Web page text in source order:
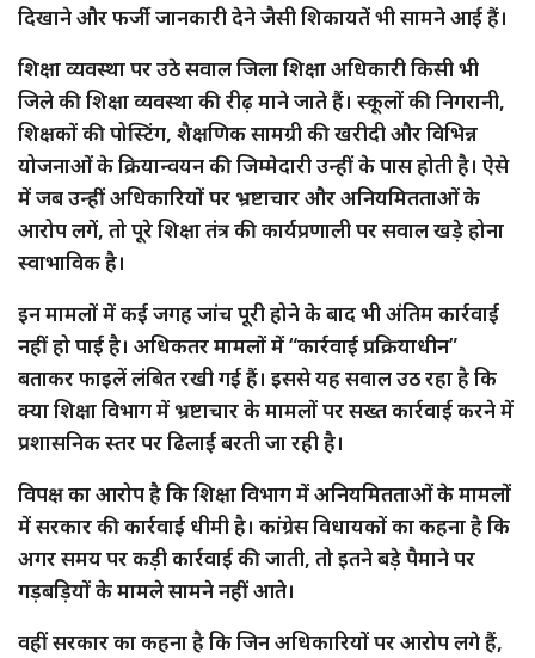
दिखाने और फर्जी जानकारी देने जैसी शिकायतें भी सामने आई हैं।
शिक्षा व्यवस्था पर उठे सवाल जिला शिक्षा अधिकारी किसी भी
जिले की शिक्षा व्यवस्था की रीढ़ माने जाते हैं। स्कूलों की निगरानी,
शिक्षकों की पोस्टिंग, शैक्षणिक सामग्री की खरीदी और विभिन्न
योजनाओं के क्रियान्वयन की जिम्मेदारी उन्हीं के पास होती है। ऐसे
में जब उन्हीं अधिकारियों पर भ्रष्टाचार और अनियमितताओं के
आरोप लगें, तो पूरे शिक्षा तंत्र की कार्यप्रणाली पर सवाल खड़े होना
स्वाभाविक है।
इन मामलों में कई जगह जांच पूरी होने के बाद भी अंतिम कार्रवाई
नहीं हो पाई है। अधिकतर मामलों में “कार्रवाई प्रक्रियाधीन”
बताकर फाइलें लंबित रखी गई हैं। इससे यह सवाल उठ रहा है कि
क्या शिक्षा विभाग में भ्रष्टाचार के मामलों पर सख्त कार्रवाई करने में
प्रशासनिक स्तर पर ढिलाई बरती जा रही है।
विपक्ष का आरोप है कि शिक्षा विभाग में अनियमितताओं के मामलों
में सरकार की कार्रवाई धीमी है। कांग्रेस विधायकों का कहना है कि
अगर समय पर कड़ी कार्रवाई की जाती, तो इतने बड़े पैमाने पर
गड़बड़ियों के मामले सामने नहीं आते।
वहीं सरकार का कहना है कि जिन अधिकारियों पर आरोप लगे हैं,